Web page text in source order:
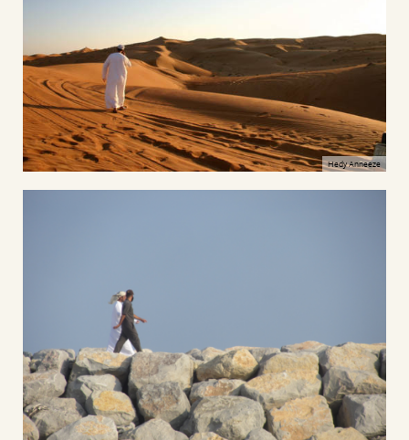
Hedy Anneeze